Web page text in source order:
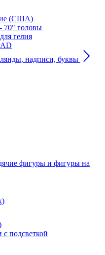
(США)
70" головы
гелия
надписи, буквы
фигуры и фигуры на
подсветкой